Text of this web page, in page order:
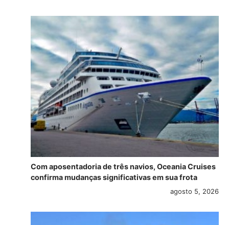
Com aposentadoria de três navios, Oceania Cruises
confirma mudanças significativas em sua frota
agosto 5, 2026